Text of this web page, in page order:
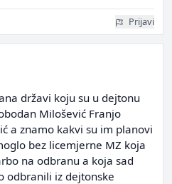
Prijavi
državi koju su u dejtonu
Milošević Franjo
a znamo kakvi su im planovi
bez licemjerne MZ koja
na odbranu a koja sad
odbranili iz dejtonske